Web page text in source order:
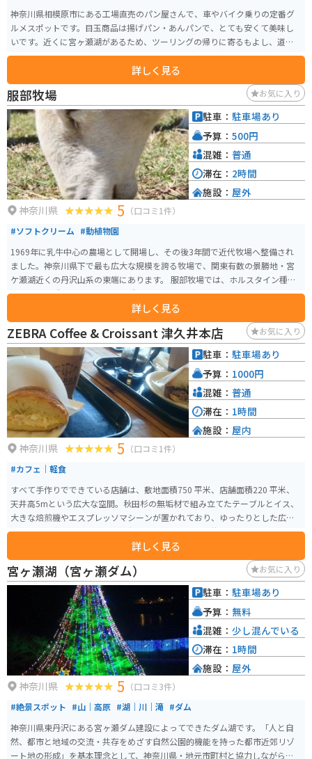
神奈川県相模原市にある工場直売のパン屋さんで、車やバイク乗りの定番グ
ルメスポットです。目玉商品は揚げパン・あんパンで、とても安くて美味し
いです。近くに宮ヶ瀬湖があるため、ツーリングの帰りに寄るもよし、道志
や富士山へ向かう道中の腹ごしらえにもよし。 都会の喧騒を外れてどこか懐
かしい、大人から子供までありがたがられるパン屋となっている。休日は揚
げパンとあんパンは外の専用販売所での販売となります。他にも定番からユ
ニークなパンを多く販売しています。
詳しく見る
服部牧場 お気に入り
神奈川県 5 （口コミ1件）
#ソフトクリーム #動植物園
1969年に乳牛中心の農場として開場し、その後3年間で近代牧場へ整備され
ました。神奈川県下で最も広大な規模を誇る牧場で、関東有数の景勝地・宮
ケ瀬湖近くの丹沢山系の東端にあります。 服部牧場では、ホルスタイン種、
ジャージー種、ブラウンスイス種など50頭以上の乳牛、馬、羊、ヤギ、うさ
ぎ、ミニブタなど10種類以上の動物が飼育されています。10ヘクタールもの
広大な敷地に広がり、赤い屋根のキング式畜舎と緑のトラクターがヨーロッ
パや北海道の風景を彷彿とさせます。 牧歌的な風景の中で、様々な牧場体験
ができます。乳しぼりや乗馬、バター作りが体験でき、また牧場で生産された
新鮮な牛乳を使ったジェラートが味わえる「アイスクリーム工房 CASALINGA
（カサリンガ）」や本場ドイツ風の手作りソーセージを販売する「Metzgeri
（メッツゲライ）」も併設されています。 特に羊などは放し飼いされてお
り、餌を100円で買ってあげることができます。また、シープドックがいて、
羊たちを追い回す風景も見られて珍しいです。
詳しく見る
駐車： 駐車場あり
予算： 500円
混雑： 普通
滞在： 2時間
施設： 屋外
ZEBRA Coffee & Croissant 津久井本店 お気に入り
神奈川県 5 （口コミ1件）
#カフェ｜軽食
すべて手作りでできている店舗は、敷地面積750 平米、店舗面積220 平米、
天井高5mという広大な空間。秋田杉の無垢材で組み立てたテーブルとイス、
大きな焙煎機やエスプレッソマシーンが置かれており、ゆったりとした広さ
の客席が特徴のカフェです。神奈川県相模原市の津久井湖近くにあり、相模
原から道志みちに向かう国道413号沿いの店舗で、「三ヶ木（みかげ）」交差
点から東に800mの位置にあります。店内にサイクルラックがあり、ロードバ
イクのまま入ることもできます。
詳しく見る
駐車： 駐車場あり
予算： 1000円
混雑： 普通
滞在： 1時間
施設： 屋内
宮ヶ瀬湖（宮ヶ瀬ダム） お気に入り
神奈川県 5 （口コミ3件）
#絶景スポット #山｜高原 #湖｜川｜滝 #ダム
神奈川県東丹沢にある宮ヶ瀬ダム建設によってできたダム湖です。「人と自
然、都市と地域の交流・共存をめざす自然公園的機能を持った都市近郊リゾ
ート地の形成」を基本理念として、神奈川県・地元市町村と協力しながら周
駐車： 駐車場あり
予算： 無料
混雑： 少し混んでいる
滞在： 1時間
施設： 屋外